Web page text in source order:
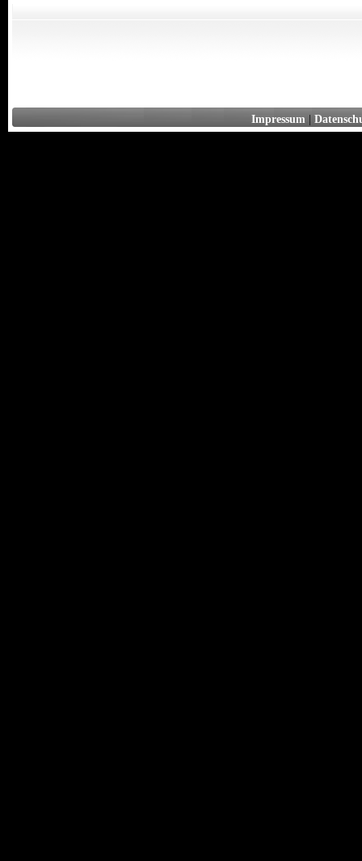
Impressum|